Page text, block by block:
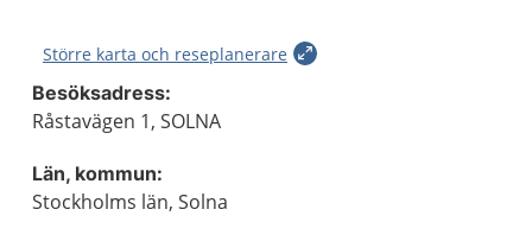
Större karta och reseplanerare
Besöksadress:
Råstavägen 1, SOLNA
Län, kommun:
Stockholms län, Solna